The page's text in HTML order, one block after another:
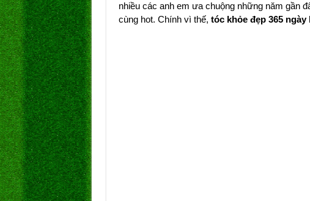
nhiều các anh em ưa chuộng những năm gần
cùng hot. Chính vì thế, tóc khỏe đẹp 365 ngày